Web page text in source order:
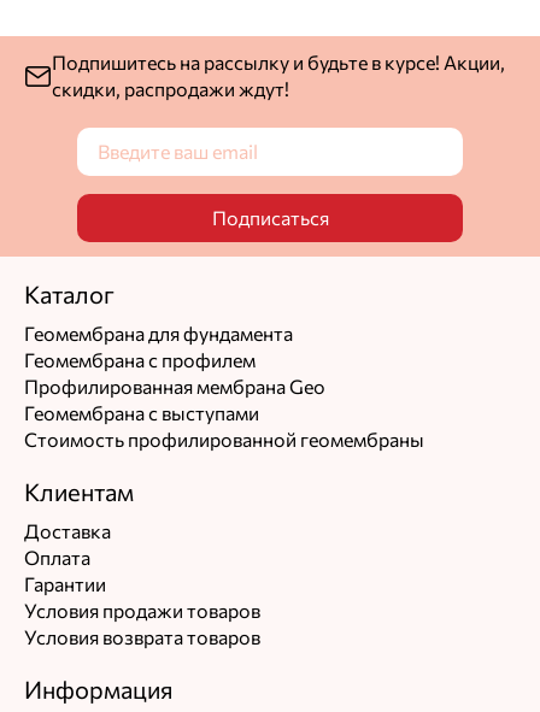
Подпишитесь на рассылку и будьте в курсе! Акции,
скидки, распродажи ждут!
Подписаться
Каталог
Геомембрана для фундамента
Геомембрана с профилем
Профилированная мембрана Geo
Геомембрана с выступами
Стоимость профилированной геомембраны
Клиентам
Доставка
Оплата
Гарантии
Условия продажи товаров
Условия возврата товаров
Информация